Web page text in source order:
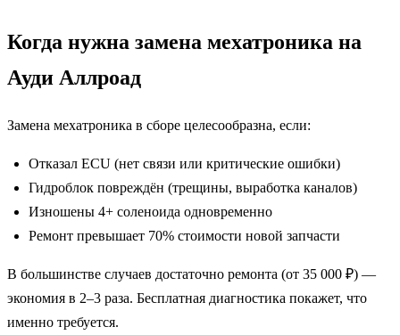
Когда нужна замена мехатроника на
Ауди Аллроад
Замена мехатроника в сборе целесообразна, если:
Отказал ECU (нет связи или критические ошибки)
Гидроблок повреждён (трещины, выработка каналов)
Изношены 4+ соленоида одновременно
Ремонт превышает 70% стоимости новой запчасти
В большинстве случаев достаточно ремонта (от 35 000 ₽) —
экономия в 2–3 раза. Бесплатная диагностика покажет, что
именно требуется.